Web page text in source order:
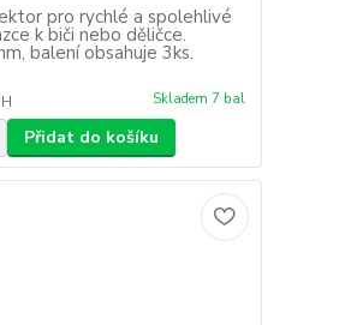
pro rychlé a spolehlivé
k biči nebo děličce.
balení obsahuje 3ks.
Skladem 7 bal
Přidat do košíku